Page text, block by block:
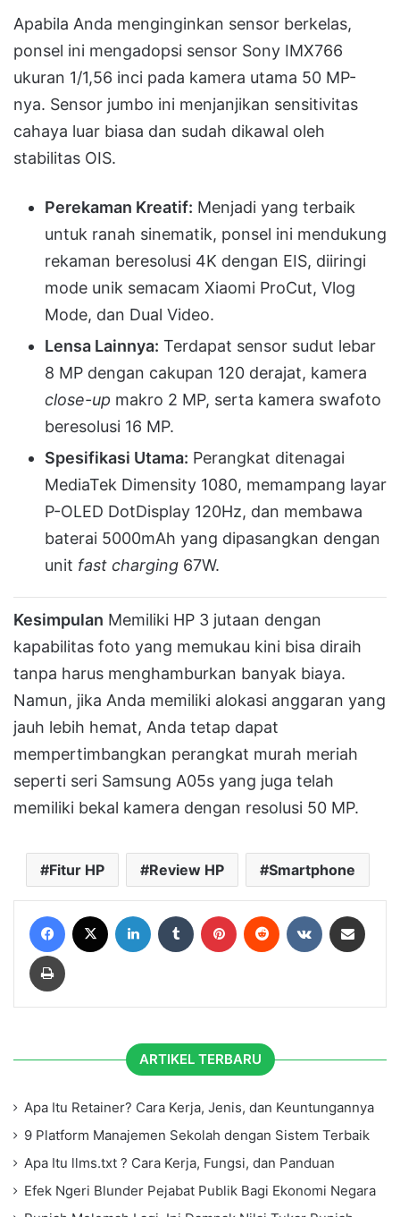
Apabila Anda menginginkan sensor berkelas,
ponsel ini mengadopsi sensor Sony IMX766
ukuran 1/1,56 inci pada kamera utama 50 MP-
nya. Sensor jumbo ini menjanjikan sensitivitas
cahaya luar biasa dan sudah dikawal oleh
stabilitas OIS.
Perekaman Kreatif: Menjadi yang terbaik
untuk ranah sinematik, ponsel ini mendukung
rekaman beresolusi 4K dengan EIS, diiringi
mode unik semacam Xiaomi ProCut, Vlog
Mode, dan Dual Video.
Lensa Lainnya: Terdapat sensor sudut lebar
8 MP dengan cakupan 120 derajat, kamera
close-up makro 2 MP, serta kamera swafoto
beresolusi 16 MP.
Spesifikasi Utama: Perangkat ditenagai
MediaTek Dimensity 1080, memampang layar
P-OLED DotDisplay 120Hz, dan membawa
baterai 5000mAh yang dipasangkan dengan
unit fast charging 67W.
Kesimpulan Memiliki HP 3 jutaan dengan
kapabilitas foto yang memukau kini bisa diraih
tanpa harus menghamburkan banyak biaya.
Namun, jika Anda memiliki alokasi anggaran yang
jauh lebih hemat, Anda tetap dapat
mempertimbangkan perangkat murah meriah
seperti seri Samsung A05s yang juga telah
memiliki bekal kamera dengan resolusi 50 MP.
Fitur HP Review HP Smartphone
ARTIKEL TERBARU
Apa Itu Retainer? Cara Kerja, Jenis, dan Keuntungannya
9 Platform Manajemen Sekolah dengan Sistem Terbaik
Apa Itu llms.txt ? Cara Kerja, Fungsi, dan Panduan
Efek Ngeri Blunder Pejabat Publik Bagi Ekonomi Negara